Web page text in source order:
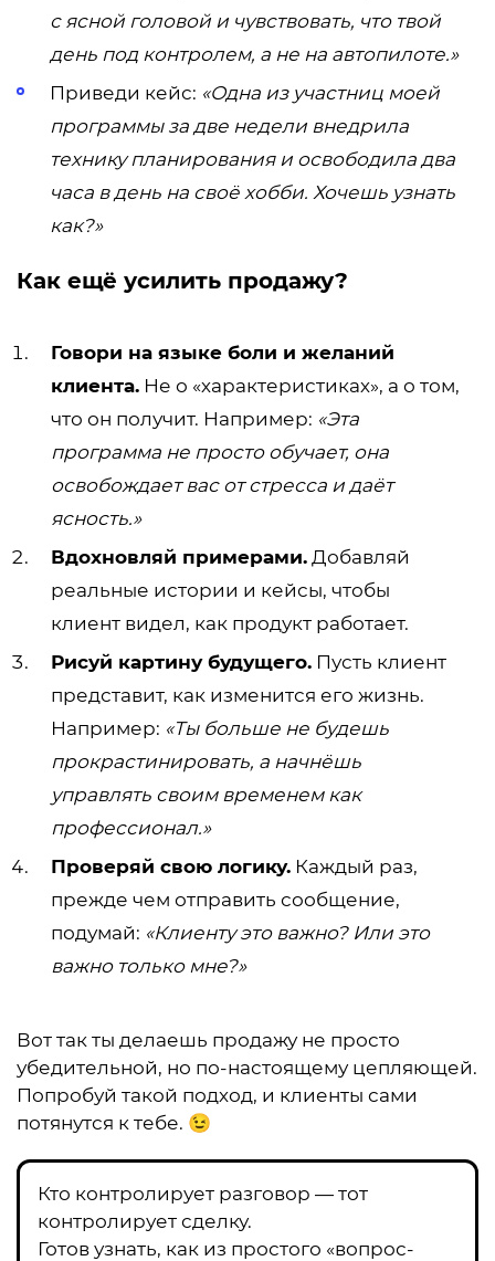
с ясной головой и чувствовать, что твой
день под контролем, а не на автопилоте.»
Приведи кейс: «Одна из участниц моей
программы за две недели внедрила
технику планирования и освободила два
часа в день на своё хобби. Хочешь узнать
как?»
Как ещё усилить продажу?
Говори на языке боли и желаний
клиента. Не о «характеристиках», а о том,
что он получит. Например: «Эта
программа не просто обучает, она
освобождает вас от стресса и даёт
ясность.»
Вдохновляй примерами. Добавляй
реальные истории и кейсы, чтобы
клиент видел, как продукт работает.
Рисуй картину будущего. Пусть клиент
представит, как изменится его жизнь.
Например: «Ты больше не будешь
прокрастинировать, а начнёшь
управлять своим временем как
профессионал.»
Проверяй свою логику. Каждый раз,
прежде чем отправить сообщение,
подумай: «Клиенту это важно? Или это
важно только мне?»
Вот так ты делаешь продажу не просто
убедительной, но по-настоящему цепляющей.
Попробуй такой подход, и клиенты сами
потянутся к тебе. 😉
Кто контролирует разговор — тот
контролирует сделку.
Готов узнать, как из простого «вопрос-